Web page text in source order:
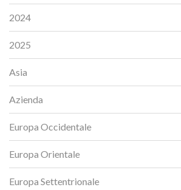
2024
2025
Asia
Azienda
Europa Occidentale
Europa Orientale
Europa Settentrionale